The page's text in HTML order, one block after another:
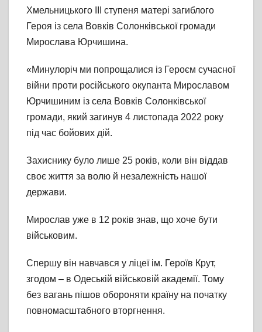
Хмельницького ІІІ ступеня матері загиблого
Героя із села Вовків Солонківської громади
Мирослава Юрчишина.
«Минулоріч ми попрощалися із Героєм сучасної
війни проти російського окупанта Мирославом
Юрчишиним із села Вовків Солонківської
громади, який загинув 4 листопада 2022 року
під час бойових дій.
Захиснику було лише 25 років, коли він віддав
своє життя за волю й незалежність нашої
держави.
Мирослав уже в 12 років знав, що хоче бути
військовим.
Спершу він навчався у ліцеї ім. Героїв Крут,
згодом – в Одеській військовій академії. Тому
без вагань пішов обороняти країну на початку
повномасштабного вторгнення.